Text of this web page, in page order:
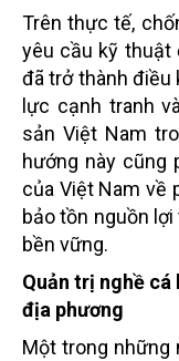
Trên thực tế,
yêu cầu kỹ thuật
đã trở thành điều
lực cạnh tranh
sản Việt Nam
hướng này cũng
của Việt Nam về
bảo tồn nguồn
bền vững.
Quản trị nghề
địa phương
Một trong những